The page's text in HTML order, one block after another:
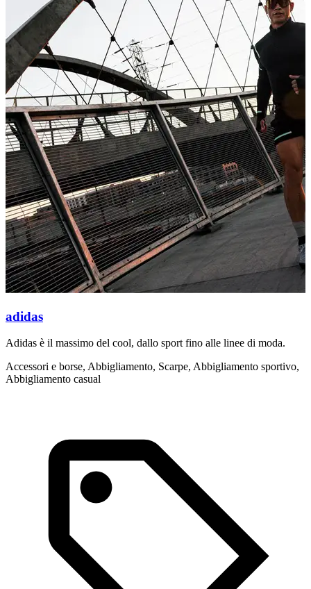
adidas
Adidas è il massimo del cool, dallo sport fino alle linee di moda.
Accessori e borse, Abbigliamento, Scarpe, Abbigliamento sportivo,
Abbigliamento casual